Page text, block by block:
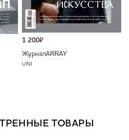
1 200₽
ЖурналARRAY
UNI
ТОВАРЫ